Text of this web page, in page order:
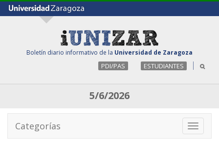
Boletín diario informativo de la Universidad de Zaragoza
PDI/PAS ESTUDIANTES
5/6/2026
Toggle
Categorías